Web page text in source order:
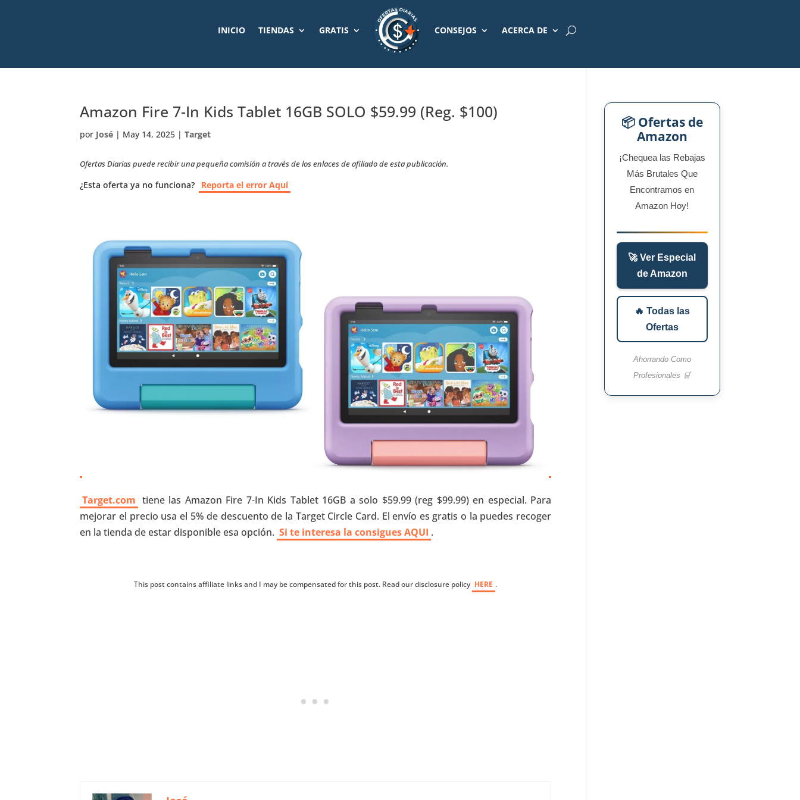
INICIO TIENDAS GRATIS CONSEJOS ACERCA DE
Amazon Fire 7-In Kids Tablet 16GB SOLO $59.99 (Reg. $100)
por José | May 14, 2025 |Target
Ofertas Diarias puede recibir una pequeña comisión a través de los enlaces de afiliado de esta publicación.
¿Esta oferta ya no funciona? Reporta el error Aquí
Target.com tiene las Amazon Fire 7-In Kids Tablet 16GB a solo $59.99 (reg $99.99) en especial. Para
mejorar el precio usa el 5% de descuento de la Target Circle Card. El envío es gratis o la puedes recoger
en la tienda de estar disponible esa opción. Si te interesa la consigues AQUI .
This post contains affiliate links and I may be compensated for this post. Read our disclosure policy HERE .
📦 Ofertas de
Amazon
¡Chequea las Rebajas
Más Brutales Que
Encontramos en
Amazon Hoy!
🚀 Ver Especial
de Amazon
🔥 Todas las
Ofertas
Ahorrando Como
Profesionales 🛒